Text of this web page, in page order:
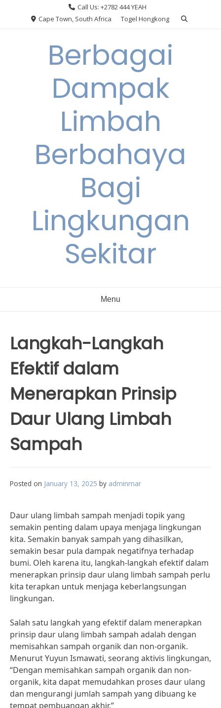
Call Us: +2782 444 YEAH
Cape Town, South Africa
Togel Hongkong
Berbagai
Dampak
Limbah
Berbahaya
Bagi
Lingkungan
Sekitar
Menu
Langkah-Langkah
Efektif dalam
Menerapkan Prinsip
Daur Ulang Limbah
Sampah
Posted on January 13, 2025 by adminmar
Daur ulang limbah sampah menjadi topik yang
semakin penting dalam upaya menjaga lingkungan
kita. Semakin banyak sampah yang dihasilkan,
semakin besar pula dampak negatifnya terhadap
bumi. Oleh karena itu, langkah-langkah efektif dalam
menerapkan prinsip daur ulang limbah sampah perlu
kita terapkan untuk menjaga keberlangsungan
lingkungan.
Salah satu langkah yang efektif dalam menerapkan
prinsip daur ulang limbah sampah adalah dengan
memisahkan sampah organik dan non-organik.
Menurut Yuyun Ismawati, seorang aktivis lingkungan,
“Dengan memisahkan sampah organik dan non-
organik, kita dapat memudahkan proses daur ulang
dan mengurangi jumlah sampah yang dibuang ke
tempat pembuangan akhir.”